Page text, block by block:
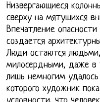
Низвергающиеся
сверху на мятущихся
Впечатление
создается
Люди остаются
милосердными, даже в
лишь немногим
которого художник